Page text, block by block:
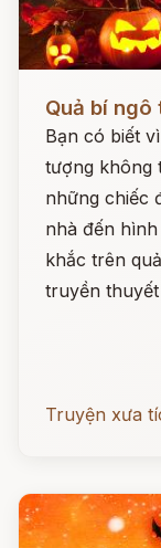
Quả bí
Bạn có biết
tượng không
những chiếc
nhà đến
khắc trên
truyền
Truyện xưa